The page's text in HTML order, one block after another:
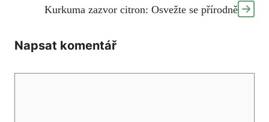
Kurkuma zazvor citron: Osvežte se přírodně
Napsat komentář